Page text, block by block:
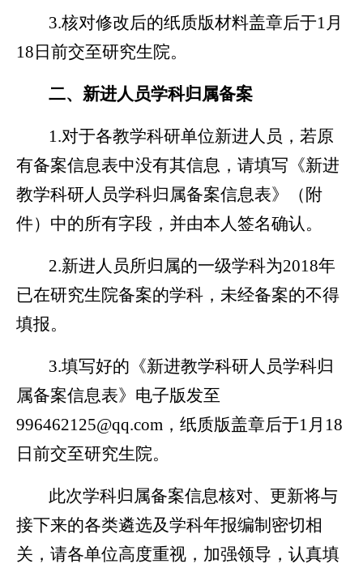
3.核对修改后的纸质版材料盖章后于1月
18 日前交至研究生院。
二、新进人员学科归属备案
1.对于各教学科研单位新进人员，若原
有备案信息表中没有其信息，请填写《新进
教学科研人员学科归属备案信息表》（附
件）中的所有字段，并由本人签名确认。
2.新进人员所归属的一级学科为2018年
已在研究生院备案的学科，未经备案的不得
填报。
3.填写好的《新进教学科研人员学科归
属备案信息表》 电子版发至
996462125@qq.com ，纸质版盖章后于1月 18
日前交至研究生院。
此次学科归属备案信息核对、更新将与
接下来的各类遴选及学科年报编制密切相
关，请各单位高度重视，加强领导，认真填